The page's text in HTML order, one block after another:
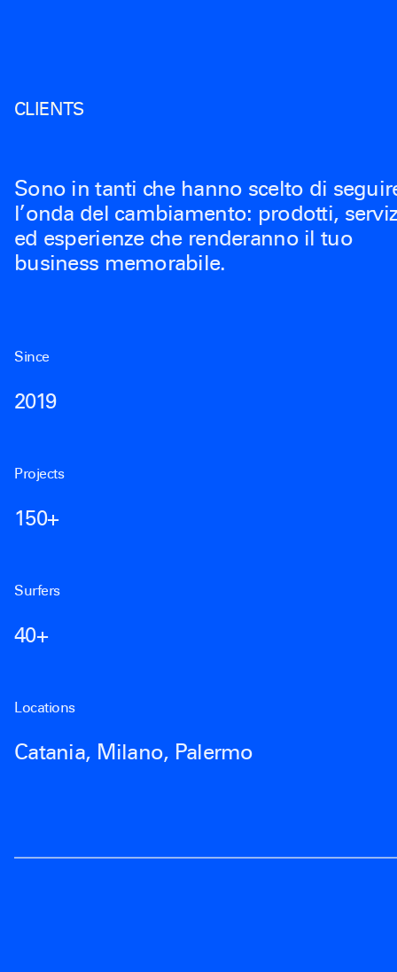
CLIENTS
Sono in tanti che hanno scelto di
l’onda del cambiamento: prodotti,
ed esperienze che renderanno il tuo
business memorabile.
Since
2019
Projects
150+
Surfers
40+
Locations
Catania, Milano, Palermo